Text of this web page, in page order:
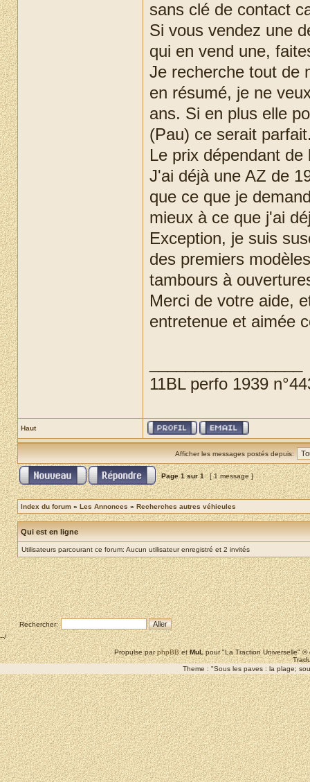
sans clé de contact
Si vous vendez une
qui en vend une,
Je recherche tout de
en résumé, je ne
ans. Si en plus elle
(Pau) ce serait
Le prix dépendant
J'ai déjà une AZ de
que ce que je
mieux à ce que j'ai
Exception, je suis
des premiers
tambours à
Merci de votre aide,
entretenue et aimée
11BL perfo 1939
Haut
Afficher les messages postés depuis:
Page1sur1 [ 1 message ]
Index du forum » Les Annonces » Recherches autres véhicules
Qui est en ligne
Utilisateurs parcourant ce forum: Aucun utilisateur enregistré et 2 invités
Rechercher:
--/
Propulse parphpBBetMuLpour "La Traction Universelle"
Theme : "Sous les paves : la plage;